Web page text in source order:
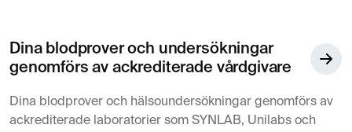
Dina blodprover och undersökningar
genomförs av ackrediterade vårdgivare
Dina blodprover och hälsoundersökningar genomförs av
ackrediterade laboratorier som SYNLAB, Unilabs och